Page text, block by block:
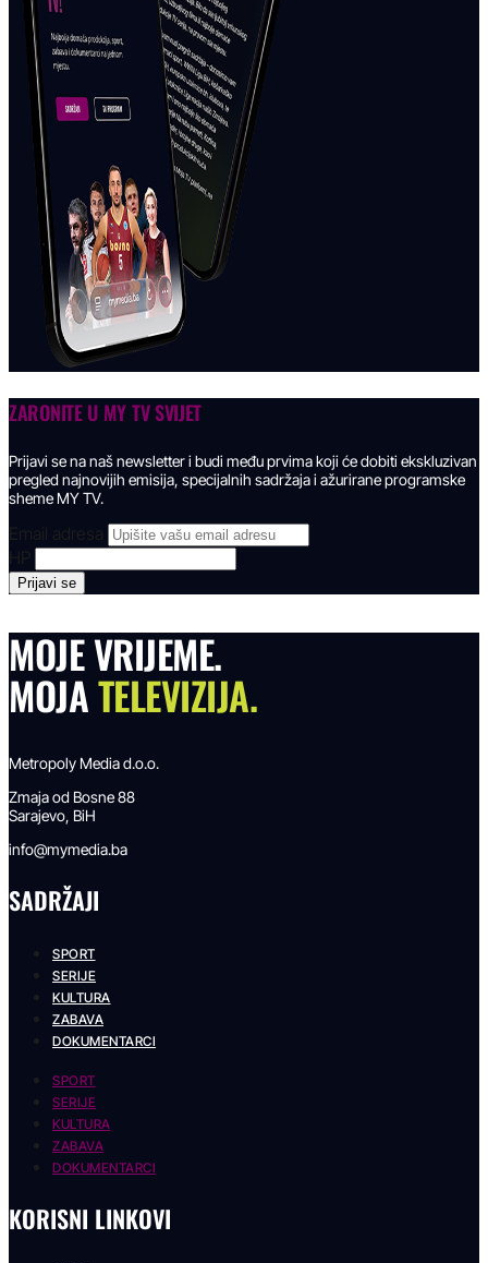
ZARONITE U MY TV SVIJET
Prijavi se na naš newsletter i budi među prvima koji će dobiti ekskluzivan
pregled najnovijih emisija, specijalnih sadržaja i ažurirane programske
sheme MY TV.
Email adresa
MOJE VRIJEME.
MOJATELEVIZIJA.
Metropoly Media d.o.o.
Zmaja od Bosne 88
Sarajevo, BiH
info@mymedia.ba
SADRŽAJI
SPORT
SERIJE
KULTURA
ZABAVA
DOKUMENTARCI
SPORT
SERIJE
KULTURA
ZABAVA
DOKUMENTARCI
KORISNI LINKOVI